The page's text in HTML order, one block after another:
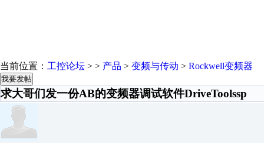
当前位置： 工控论坛 > > 产品 > 变频与传动 > Rockwell变频器
我要发帖
求大哥们发一份AB的变频器调试软件DriveToolssp